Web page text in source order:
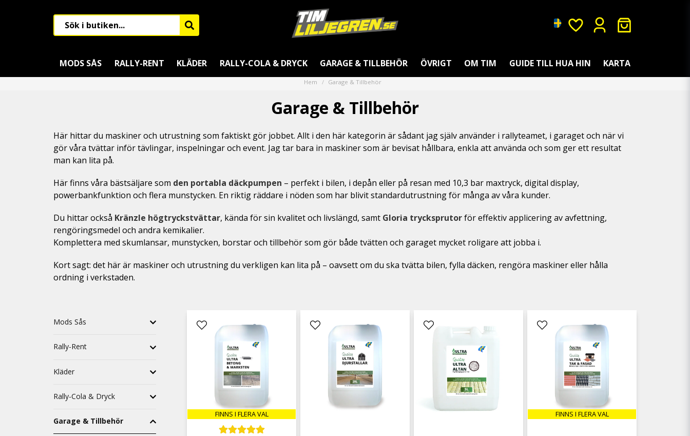
MODS SÅS RALLY-RENT KLÄDER RALLY-COLA & DRYCK GARAGE & TILLBEHÖR ÖVRIGT OM TIM GUIDE TILL HUA HIN KARTA
Hem Garage & Tillbehör
Garage & Tillbehör
Här hittar du maskiner och utrustning som faktiskt gör jobbet. Allt i den här kategorin är sådant jag själv använder i rallyteamet, i garaget och när vi
gör våra tvättar inför tävlingar, inspelningar och event. Jag tar bara in maskiner som är bevisat hållbara, enkla att använda och som ger ett resultat
man kan lita på.
Här finns våra bästsäljare som den portabla däckpumpen – perfekt i bilen, i depån eller på resan med 10,3 bar maxtryck, digital display,
powerbankfunktion och flera munstycken. En riktig räddare i nöden som har blivit standardutrustning för många av våra kunder.
Du hittar också Kränzle högtryckstvättar, kända för sin kvalitet och livslängd, samt Gloria trycksprutorför effektiv applicering av avfettning,
rengöringsmedel och andra kemikalier.
Komplettera med skumlansar, munstycken, borstar och tillbehör som gör både tvätten och garaget mycket roligare att jobba i.
Kort sagt: det här är maskiner och utrustning du verkligen kan lita på – oavsett om du ska tvätta bilen, fylla däcken, rengöra maskiner eller hålla
ordning i verkstaden.
Mods Sås
Rally-Rent
Kläder
Rally-Cola & Dryck
Garage & Tillbehör
FINNS I FLERA VAL FINNS I FLERA VAL